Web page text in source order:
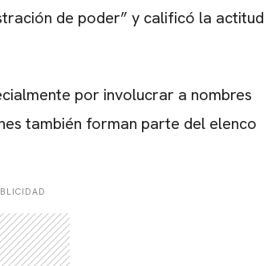
de poder” y calificó la actitud
por involucrar a nombres
también forman parte del elenco